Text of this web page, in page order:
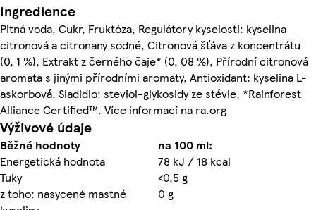
Ingredience
Pitná voda, Cukr, Fruktóza, Regulátory kyselosti: kyselina
citronová a citronany sodné, Citronová šťáva z koncentrátu
(0, 1 %), Extrakt z černého čaje* (0, 08 %), Přírodní citronová
aromata s jinými přírodními aromaty, Antioxidant: kyselina L-
askorbová, Sladidlo: steviol-glykosidy ze stévie, *Rainforest
Alliance Certified™. Více informací na ra.org
Výživové údaje
Běžné hodnoty
na 100 ml:
Energetická hodnota
78 kJ / 18 kcal
Tuky
<0,5 g
z toho: nasycené mastné
0 g